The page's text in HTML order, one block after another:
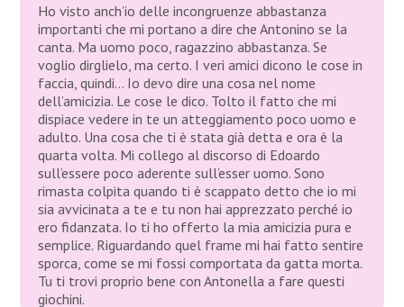
Ho visto anch’io delle incongruenze abbastanza
importanti che mi portano a dire che Antonino se la
canta. Ma uomo poco, ragazzino abbastanza. Se
voglio dirglielo, ma certo. I veri amici dicono le cose in
faccia, quindi… Io devo dire una cosa nel nome
dell’amicizia. Le cose le dico. Tolto il fatto che mi
dispiace vedere in te un atteggiamento poco uomo e
adulto. Una cosa che ti è stata già detta e ora è la
quarta volta. Mi collego al discorso di Edoardo
sull’essere poco aderente sull’esser uomo. Sono
rimasta colpita quando ti è scappato detto che io mi
sia avvicinata a te e tu non hai apprezzato perché io
ero fidanzata. Io ti ho offerto la mia amicizia pura e
semplice. Riguardando quel frame mi hai fatto sentire
sporca, come se mi fossi comportata da gatta morta.
Tu ti trovi proprio bene con Antonella a fare questi
giochini.